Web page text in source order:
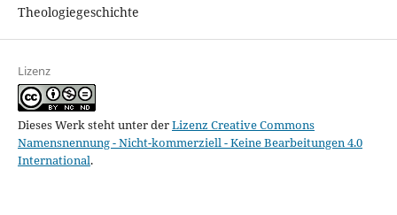
Theologiegeschichte
Lizenz
Dieses Werk steht unter derLizenz Creative Commons
Namensnennung - Nicht-kommerziell - Keine Bearbeitungen 4.0
International.